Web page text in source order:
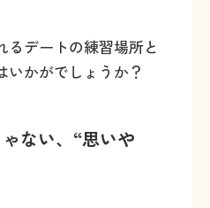
るデートの練習場所と
いかがでしょうか？
ない、“思いや